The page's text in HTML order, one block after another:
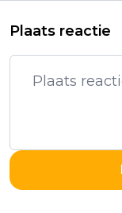
Plaats reactie